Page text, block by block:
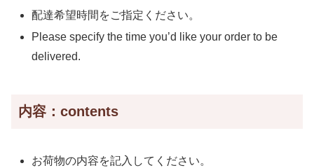
配達希望時間をご指定ください。
Please specify the time you’d like your order to be
delivered.
内容：contents
お荷物の内容を記入してください。